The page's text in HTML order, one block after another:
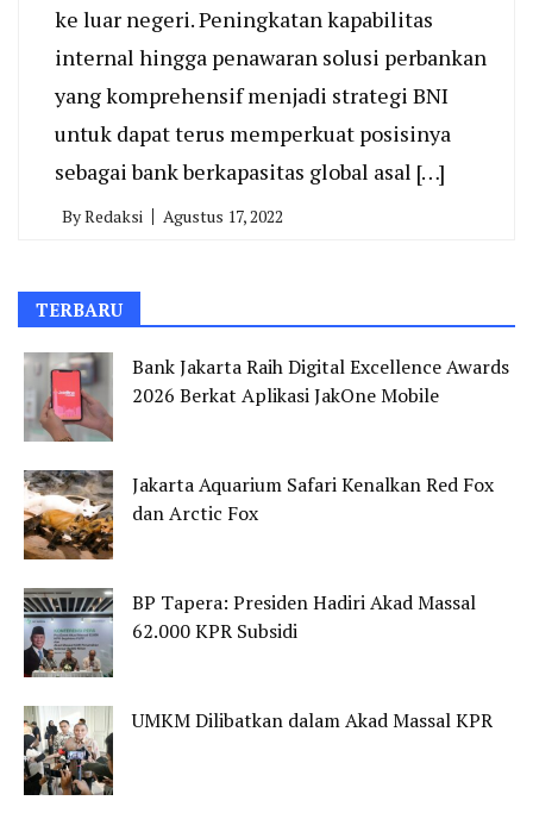
ke luar negeri. Peningkatan kapabilitas
internal hingga penawaran solusi perbankan
yang komprehensif menjadi strategi BNI
untuk dapat terus memperkuat posisinya
sebagai bank berkapasitas global asal […]
ByRedaksi Agustus 17, 2022
TERBARU
Bank Jakarta Raih Digital Excellence Awards
2026 Berkat Aplikasi JakOne Mobile
Jakarta Aquarium Safari Kenalkan Red Fox
dan Arctic Fox
BP Tapera: Presiden Hadiri Akad Massal
62.000 KPR Subsidi
UMKM Dilibatkan dalam Akad Massal KPR